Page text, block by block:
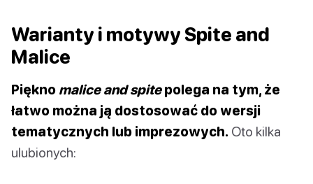
Warianty i motywy Spite and
Malice
Piękno malice and spitepolega na tym, że
łatwo można ją dostosować do wersji
tematycznych lub imprezowych. Oto kilka
ulubionych: